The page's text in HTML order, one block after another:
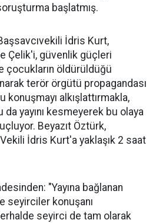
başlatmış.
İdris Kurt,
Çelik'i, güvenlik güçleri
çocukların öldürüldüğü
terör örgütü propagandası
alkışlattırmakla,
yayını kesmeyerek bu olaya
Beyazıt Öztürk,
İdris Kurt'a yaklaşık 2 saat
"Yayına bağlanan
seyirciler konuşanı
seyirci de tam olarak